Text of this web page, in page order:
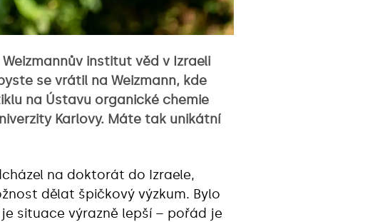
institut věd v Izraeli
se vrátil na Weizmann, kde
na Ústavu organické chemie
Karlovy. Máte tak unikátní
na doktorát do Izraele,
dělat špičkový výzkum. Bylo
situace výrazně lepší – pořád je